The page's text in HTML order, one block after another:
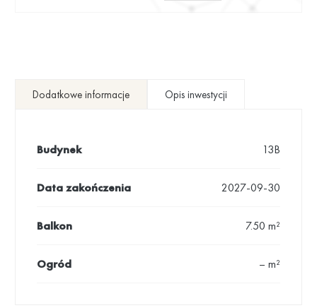
Dodatkowe informacje Opis inwestycji
Budynek 13B
Data zakończenia 2027-09-30
Balkon 7.50 m²
Ogród – m²